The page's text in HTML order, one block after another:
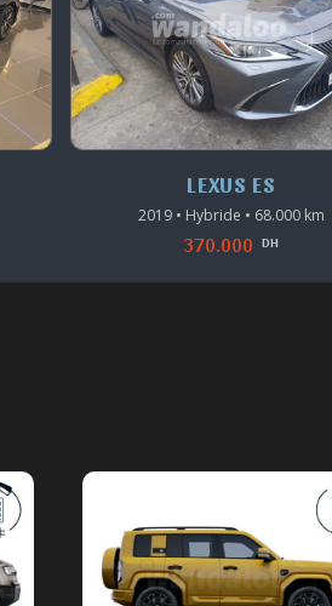
LEXUS LX
2017 • Essence • 66.000 km
400.000 DH